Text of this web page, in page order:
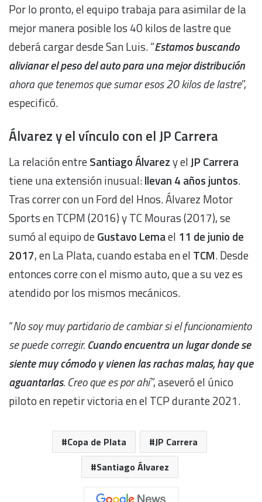
Por lo pronto, el equipo trabaja para asimilar de la
mejor manera posible los 40 kilos de lastre que
deberá cargar desde San Luis. “Estamos buscando
alivianar el peso del auto para una mejor distribución
ahora que tenemos que sumar esos 20 kilos de lastre”,
especificó.
Álvarez y el vínculo con el JP Carrera
La relación entreSantiago Álvarezy elJP Carrera
tiene una extensión inusual:llevan 4 años juntos.
Tras correr con un Ford del Hnos. Álvarez Motor
Sports en TCPM (2016) y TC Mouras (2017), se
sumó al equipo deGustavo Lemael 11 de junio de
2017, en La Plata, cuando estaba en el TCM. Desde
entonces corre con el mismo auto, que a su vez es
atendido por los mismos mecánicos.
“No soy muy partidario de cambiar si el funcionamiento
se puede corregir. Cuando encuentra un lugar donde se
siente muy cómodo y vienen las rachas malas, hay que
aguantarlas. Creo que es por ahí”, aseveró el único
piloto en repetir victoria en el TCP durante 2021.
Copa de Plata
JP Carrera
Santiago Álvarez